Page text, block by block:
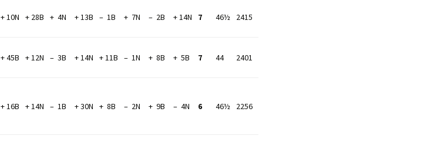
+ 10N + 28B + 4N + 13B – 1B + 7N – 2B + 14N 7 46½ 2415
+ 45B + 12N – 3B + 14N + 11B – 1N + 8B + 5B 7 44 2401
+ 16B + 14N – 1B + 30N + 8B – 2N + 9B – 4N 6 46½ 2256